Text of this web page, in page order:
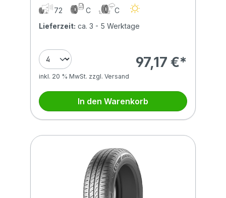
72 C
C
Lieferzeit: ca. 3 - 5 Werktage
97,17 €*
inkl. 20 % MwSt. zzgl. Versand
In den Warenkorb